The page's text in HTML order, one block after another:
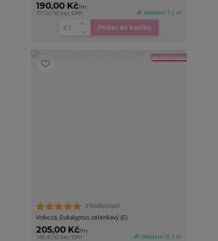
190,00 Kč/m
157,02 Kč bez DPH 🌈 Skladem 7.2 m
Přidat do košíku
🔥 Bestseller
3 hodnocení
Viskoza, Eukalyptus zelenkavý (E)
205,00 Kč/m
169,42 Kč bez DPH 🌈 Skladem 15.3 m